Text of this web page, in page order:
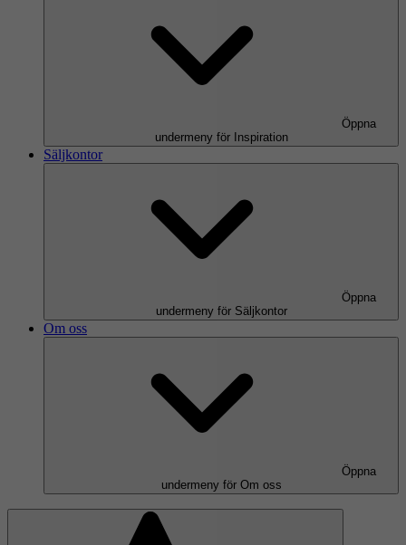
Öppna
undermeny för Inspiration
Säljkontor
Öppna
undermeny för Säljkontor
Om oss
Öppna
undermeny för Om oss